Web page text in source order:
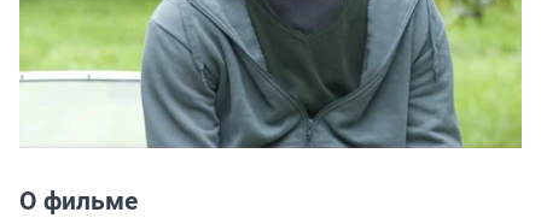
О фильме